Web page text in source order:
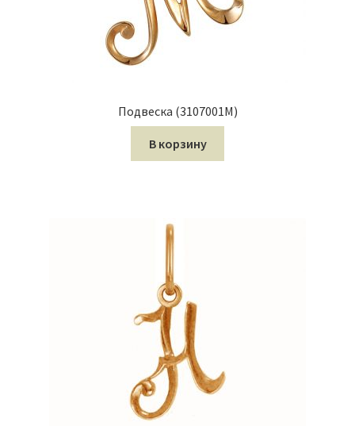
Подвеска (3107001М)
В корзину